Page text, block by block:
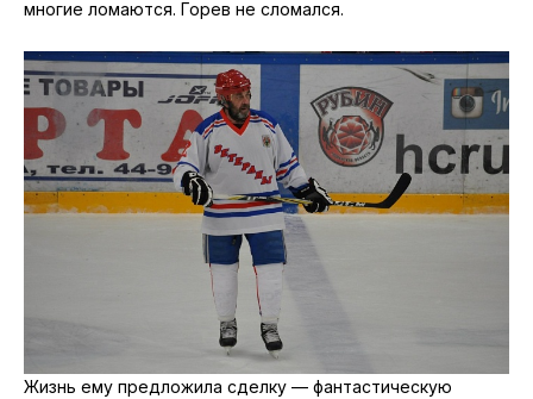
многие ломаются. Горев не сломался.
Жизнь ему предложила сделку — фантастическую